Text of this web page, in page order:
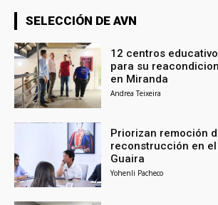
SELECCIÓN DE AVN
12 centros
para su
en Miranda
Andrea Teixeira
Priorizan remoción
reconstrucción en el
Guaira
Yohenli Pacheco